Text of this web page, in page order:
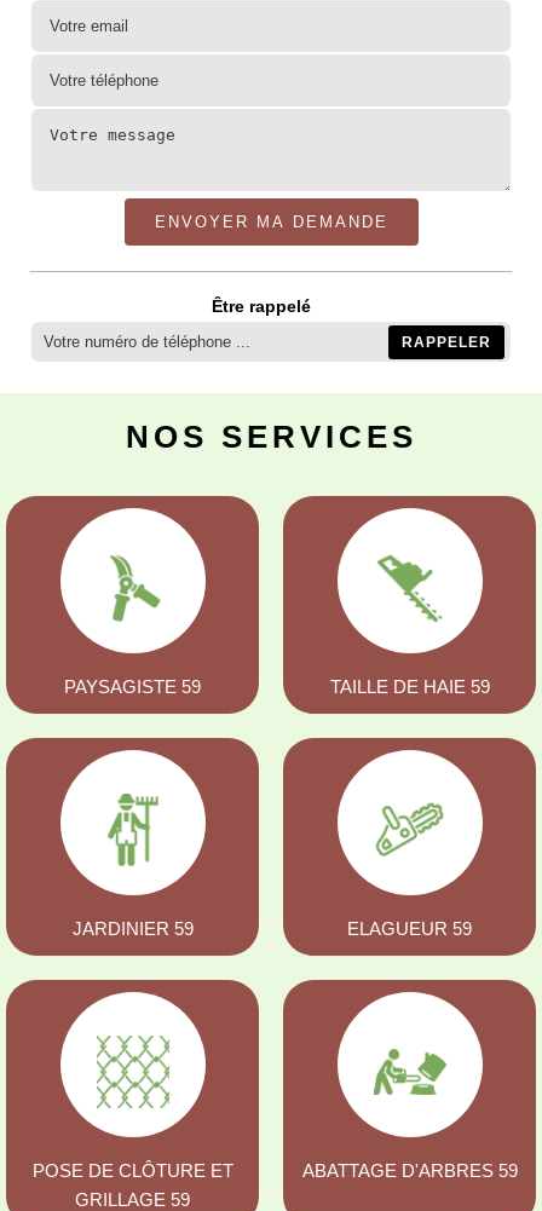
Être rappelé
NOS SERVICES
PAYSAGISTE 59 TAILLE DE HAIE 59
JARDINIER 59 ELAGUEUR 59
POSE DE CLÔTURE ET
GRILLAGE 59
ABATTAGE D'ARBRES 59